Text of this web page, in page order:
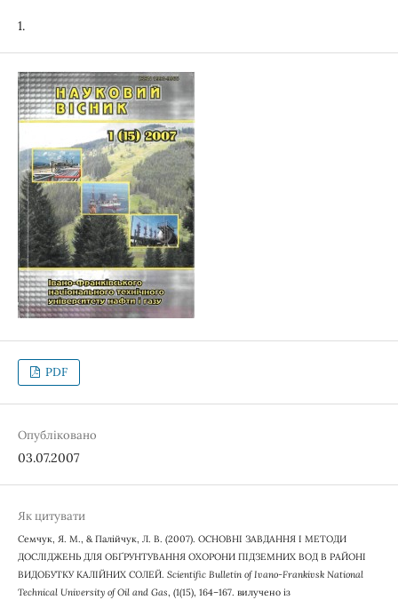
1.
PDF
Опубліковано
03.07.2007
Як цитувати
Семчук, Я. М., & Палійчук, Л. В. (2007). ОСНОВНІ ЗАВДАННЯ І МЕТОДИ
ДОСЛІДЖЕНЬ ДЛЯ ОБҐРУНТУВАННЯ ОХОРОНИ ПІДЗЕМНИХ ВОД В РАЙОНІ
ВИДОБУТКУ КАЛІЙНИХ СОЛЕЙ. Scientific Bulletin of Ivano-Frankivsk National
Technical University of Oil and Gas, (1(15), 164–167. вилучено із